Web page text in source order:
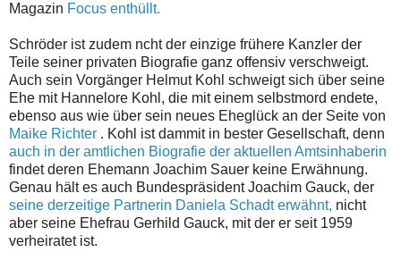
Magazin Focus enthüllt.
Schröder ist zudem ncht der einzige frühere Kanzler der
Teile seiner privaten Biografie ganz offensiv verschweigt.
Auch sein Vorgänger Helmut Kohl schweigt sich über seine
Ehe mit Hannelore Kohl, die mit einem selbstmord endete,
ebenso aus wie über sein neues Eheglück an der Seite von
Maike Richter . Kohl ist dammit in bester Gesellschaft, denn
auch in der amtlichen Biografie der aktuellen Amtsinhaberin
findet deren Ehemann Joachim Sauer keine Erwähnung.
Genau hält es auch Bundespräsident Joachim Gauck, der
seine derzeitige Partnerin Daniela Schadt erwähnt, nicht
aber seine Ehefrau Gerhild Gauck, mit der er seit 1959
verheiratet ist.